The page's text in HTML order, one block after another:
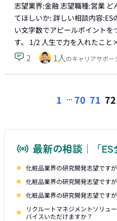
志望業界:金融 志望職種:営業
てほしいか: 詳しい相談内容
い文字数でアピールポイント
す。 1/2 人生で力を入れたこ
2 1人のキャリアサポー
1 ... 70 71 72
最新の相談｜「
化粧品業界の研究開発志望です
化粧品業界の研究開発志望です
化粧品業界の研究開発志望です
リクルートマネジメントソリュ
バイスいただけますか？